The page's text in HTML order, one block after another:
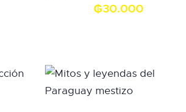
₲30.000